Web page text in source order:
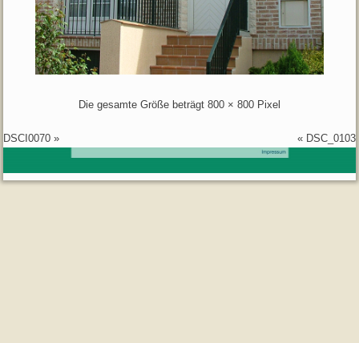
Die gesamte Größe beträgt 800 × 800 Pixel
DSCI0070 » « DSC_0103